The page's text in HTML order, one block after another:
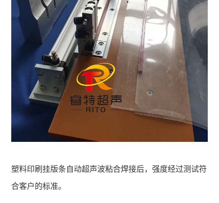
塑料印刷挂版条自动超声波粘合焊接后，强度经过测试符
合客户的标准。